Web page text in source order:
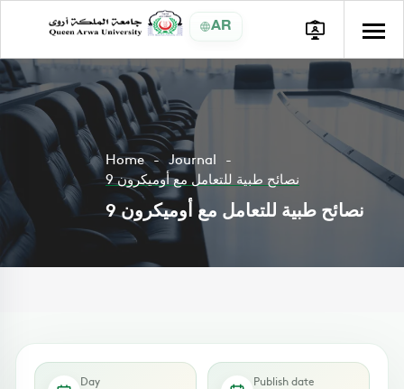
AR
Home
Journal
9 نصائح طبية للتعامل مع أوميكرون
9 نصائح طبية للتعامل مع أوميكرون
Day Publish date